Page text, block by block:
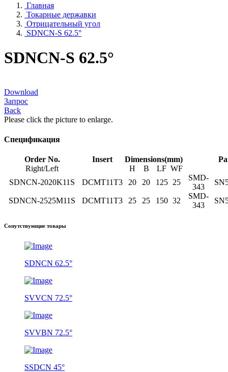
Главная
Токарные державки
Отрицательный угол
SDNCN-S 62.5°
SDNCN-S 62.5°
Download
Запрос
Back
Please click the picture to enlarge.
Спецификация
Order No. Insert Dimensions(mm)
Right/Left
H B LF WF
SDNCN-2020K11S
DCMT11T3 20 20 125 25
SMD-
343
SDNCN-2525M11S DCMT11T3 25 25 150 32
SMD-
343
Сопутствующие товары
SDNCN 62.5°
SVVCN 72.5°
SVVBN 72.5°
SSDCN 45°